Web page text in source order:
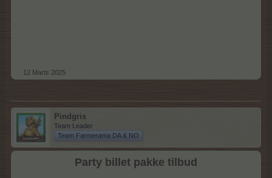
12 Marts 2025
Pindgris
Team Leader
Team Farmerama DA & NO
Party billet pakke tilbud